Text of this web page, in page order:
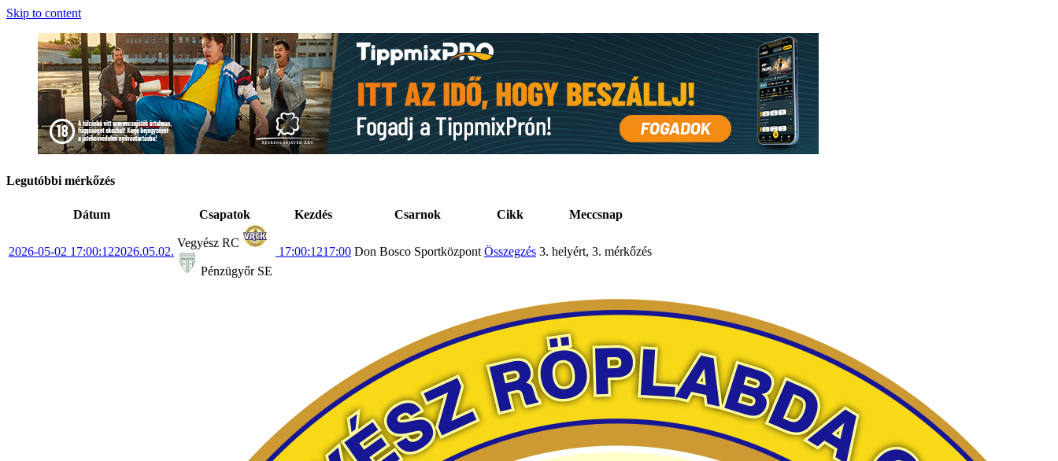
Skip to content
Legutóbbi mérkőzés
Dátum Csapatok Kezdés Csarnok Cikk Meccsnap
2026-05-02 17:00:122026.05.02.
Vegyész RC
Pénzügyőr SE
17:00:1217:00 Don Bosco Sportközpont Összegzés 3. helyért, 3. mérkőzés